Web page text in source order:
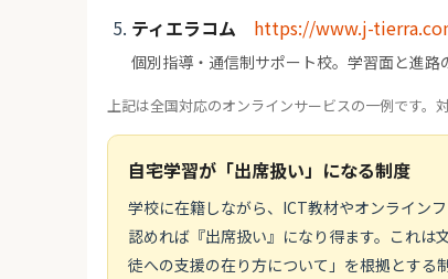
ティエラコム https://www.j-
個別指導・通信制サポート校。学習面と進路
上記は全国対応のオンラインサービスの一例です。
自宅学習が「出席扱い」になる制度
学校に在籍しながら、ICT教材やオンライン
認めれば『出席扱い』になり得ます。これ
徒への支援の在り方について」を根拠とする